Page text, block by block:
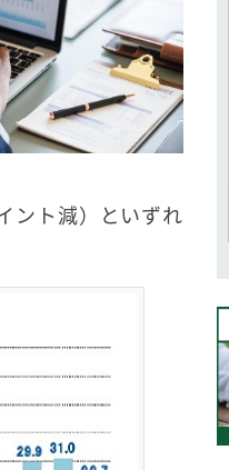
ント減）といずれ